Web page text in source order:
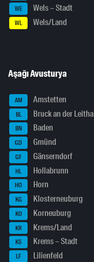
WE Wels – Stadt
WL Wels/Land
Aşağı Avusturya
AM Amstetten
BL Bruck an der Leitha
BN Baden
GD Gmünd
GF Gänserndorf
HL Hollabrunn
HO Horn
KG Klosterneuburg
KO Korneuburg
KR Krems/Land
KS Krems – Stadt
LF Lilienfeld